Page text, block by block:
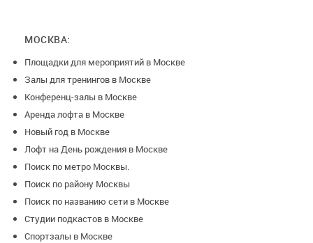
МОСКВА:
Площадки для мероприятий в Москве
Залы для тренингов в Москве
Конференц-залы в Москве
Аренда лофта в Москве
Новый год в Москве
Лофт на День рождения в Москве
Поиск по метро Москвы.
Поиск по району Москвы
Поиск по названию сети в Москве
Студии подкастов в Москве
Спортзалы в Москве